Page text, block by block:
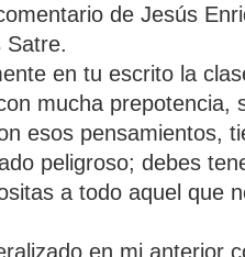
de Jesús
Satre.
en tu escrito la
mucha prepotencia,
esos pensamientos,
peligroso; debes
a todo aquel que
en mi anterior